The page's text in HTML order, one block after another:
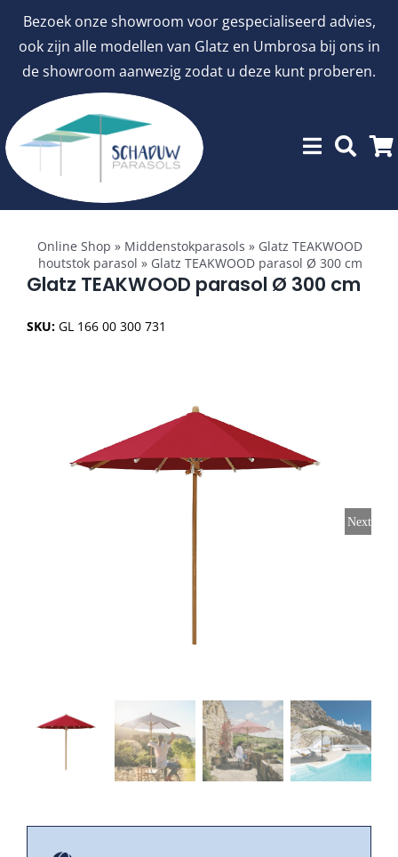
Bezoek onze showroom voor gespecialiseerd advies,
ook zijn alle modellen van Glatz en Umbrosa bij ons in
de showroom aanwezig zodat u deze kunt proberen.
inhoud
Toggle
aanbiedingen
Horeca parasols
Balkonklemmen
Online Shop » Middenstokparasols » Glatz TEAKWOOD
houtstok parasol » Glatz TEAKWOOD parasol Ø 300 cm
Glatz TEAKWOOD parasol Ø 300 cm
SKU: GL 166 00 300 731
Next